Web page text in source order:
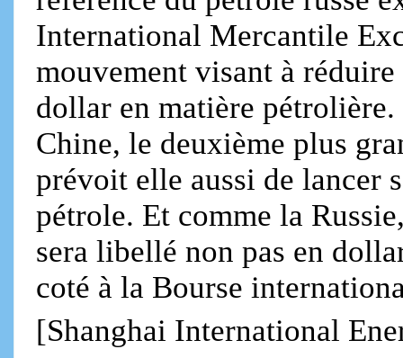
International Mercantile
mouvement visant à
dollar en matière
Chine, le deuxième plus
prévoit elle aussi de lancer
pétrole. Et comme la
sera libellé non pas en
coté à la Bourse
[Shanghai International